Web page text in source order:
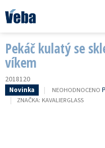
na
obsah
Pekáč kulatý se
víkem
2018120
Novinka
PRŮMĚRNÉ
HODNOCENÍ
NEOHODNOCENO
ZNAČKA: KAVALIERGLASS